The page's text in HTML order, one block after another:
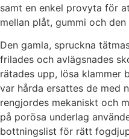
samt en enkel provyta för
mellan plåt, gummi och
Den gamla, spruckna
frilades och avlägsnades
rätades upp, lösa klammer
var hårda ersattes de med
rengjordes mekaniskt och
på porösa underlag
bottningslist för rätt